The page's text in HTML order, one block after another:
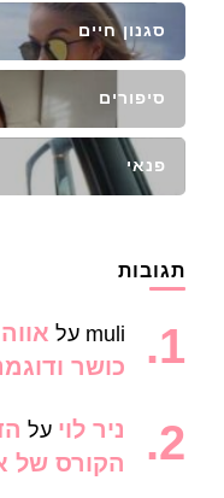
סגנון חיים
סיפורים
פנאי
תגובות
muli על
כושר
ניר לוי על
הקורס של